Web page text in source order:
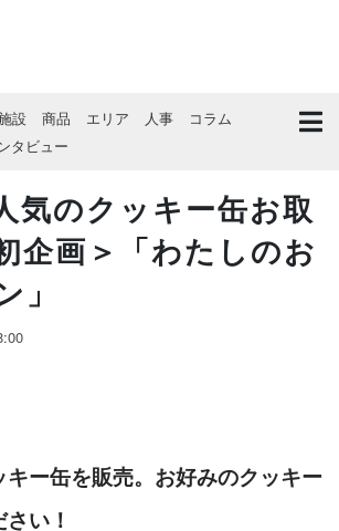
設 商品 エリア 人事
コラム
タビュー
気のクッキー缶お取
企画＞「わたしのお
」
キー缶を販売。お好みのクッキー
い！